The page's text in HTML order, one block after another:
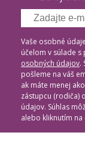
Vaše osobné
účelom v súlade
osobných údajov.
pošleme na váš
ak máte menej
zástupcu (rodiča)
údajov. Súhlas
alebo kliknutím